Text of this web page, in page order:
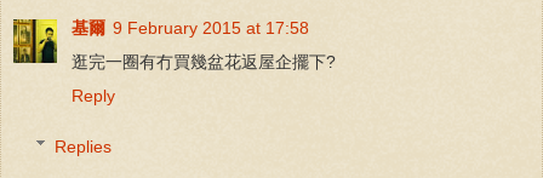
基爾 9 February 2015 at 17:58
逛完一圈有冇買幾盆花返屋企擺下?
Reply
Replies